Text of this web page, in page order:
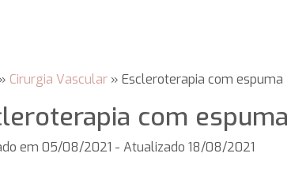
» Cirurgia Vascular » Escleroterapia com espuma
com espuma
em 05/08/2021 - Atualizado 18/08/2021